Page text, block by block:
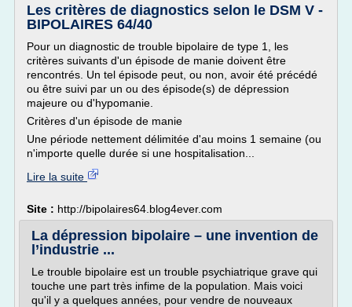
Les critères de diagnostics selon le DSM V -
BIPOLAIRES 64/40
Pour un diagnostic de trouble bipolaire de type 1, les
critères suivants d'un épisode de manie doivent être
rencontrés. Un tel épisode peut, ou non, avoir été précédé
ou être suivi par un ou des épisode(s) de dépression
majeure ou d'hypomanie.
Critères d'un épisode de manie
Une période nettement délimitée d'au moins 1 semaine (ou
n'importe quelle durée si une hospitalisation...
Lire la suite
Site : http://bipolaires64.blog4ever.com
La dépression bipolaire – une invention de
l’industrie ...
Le trouble bipolaire est un trouble psychiatrique grave qui
touche une part très infime de la population. Mais voici
qu'il y a quelques années, pour vendre de nouveaux